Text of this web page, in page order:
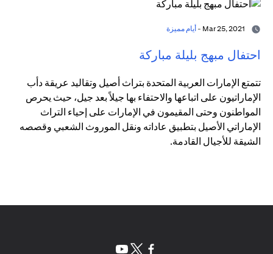
أيام مميزة
احتفال مبهج بليلة مباركة
تتمتع الإمارات العربية المتحدة بتراث أصيل وتقاليد عريقة دأب
الإماراتيون على اتباعها والاحتفاء بها جيلاً بعد جيل، حيث يحرص
المواطنون وحتى المقيمون في الإمارات على إحياء التراث
الإماراتي الأصيل بتطبيق عاداته ونقل الموروث الشعبي وقصصه
الشيقة للأجيال القادمة.